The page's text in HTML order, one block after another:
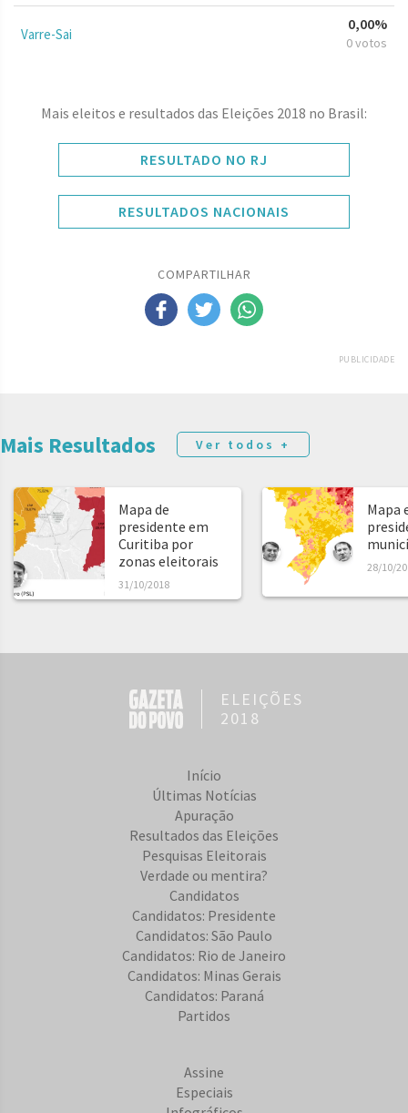
Varre-Sai
0,00%
0 votos
Mais eleitos e resultados das Eleições 2018 no Brasil:
RESULTADO NO RJ
RESULTADOS NACIONAIS
COMPARTILHAR
PUBLICIDADE
Mais Resultados Ver todos +
Mapa de
presidente em
Curitiba por
zonas eleitorais
31/10/2018
Mapa
28/10/
ELEIÇÕES
2018
Início
Últimas Notícias
Apuração
Resultados das Eleições
Pesquisas Eleitorais
Verdade ou mentira?
Candidatos
Candidatos: Presidente
Candidatos: São Paulo
Candidatos: Rio de Janeiro
Candidatos: Minas Gerais
Candidatos: Paraná
Partidos
Assine
Especiais